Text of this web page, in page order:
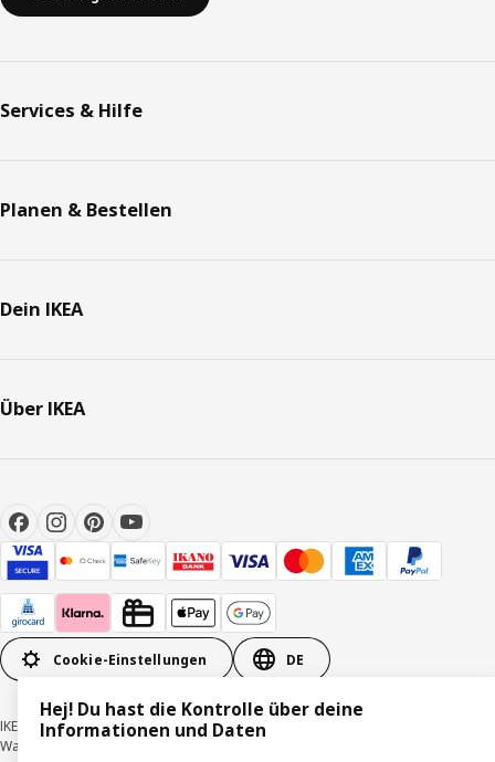
Services & Hilfe
Planen & Bestellen
Dein IKEA
Über IKEA
Cookie-Einstellungen DE
IKEA Deutschland GmbH & Co. KG - Am Wandersmann 2-4, 65719 Hofheim-
Wallau © Inter IKEA Systems B.V. 1999-2026
Hej! Du hast die Kontrolle über deine
Informationen und Daten